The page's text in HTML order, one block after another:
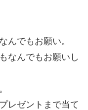
んでもお願い。
なんでもお願いし
レゼントまで当て